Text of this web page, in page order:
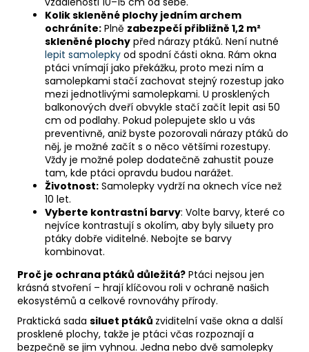
Kolik skleněné plochy jedním archem
ochráníte: Plně zabezpečí přibližně 1,2 m²
skleněné plochy před nárazy ptáků. Není nutné
lepit samolepky od spodní části okna. Rám okna
ptáci vnímají jako překážku, proto mezi ním a
samolepkami stačí zachovat stejný rozestup jako
mezi jednotlivými samolepkami. U prosklených
balkonových dveří obvykle stačí začít lepit asi 50
cm od podlahy. Pokud polepujete sklo u vás
preventivně, aniž byste pozorovali nárazy ptáků do
něj, je možné začít s o něco většími rozestupy.
Vždy je možné polep dodatečně zahustit pouze
tam, kde ptáci opravdu budou narážet.
Životnost: Samolepky vydrží na oknech více než
10 let.
Vyberte kontrastní barvy: Volte barvy, které co
nejvíce kontrastují s okolím, aby byly siluety pro
ptáky dobře viditelné. Nebojte se barvy
kombinovat.
Proč je ochrana ptáků důležitá? Ptáci nejsou jen
krásná stvoření – hrají klíčovou roli v ochraně našich
ekosystémů a celkové rovnováhy přírody.
Praktická sada siluet ptáků zviditelní vaše okna a další
prosklené plochy, takže je ptáci včas rozpoznají a
bezpečně se jim vyhnou. Jedna nebo dvě samolepky